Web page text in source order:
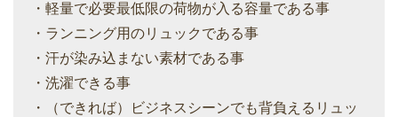
・軽量で必要最低限の荷物が入る容量である事
・ランニング用のリュックである事
・汗が染み込まない素材である事
・洗濯できる事
・（できれば）ビジネスシーンでも背負えるリュッ